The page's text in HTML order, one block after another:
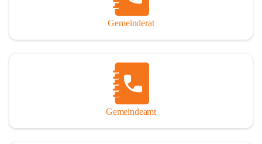
Gemeinderat
Gemeindeamt